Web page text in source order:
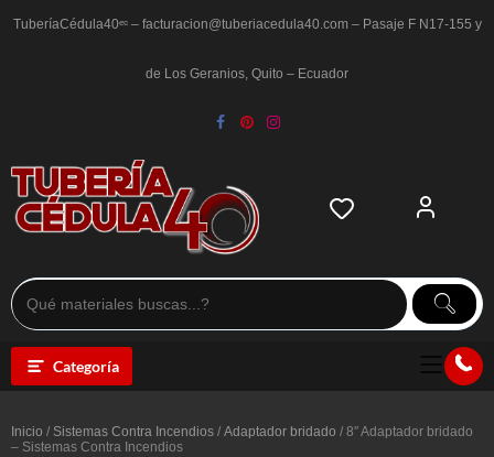
TuberíaCédula40ᵉᶜ – facturacion@tuberiacedula40.com – Pasaje F N17-155 y
de Los Geranios, Quito – Ecuador
Categoría
Inicio / Sistemas Contra Incendios / Adaptador bridado / 8″ Adaptador bridado
– Sistemas Contra Incendios